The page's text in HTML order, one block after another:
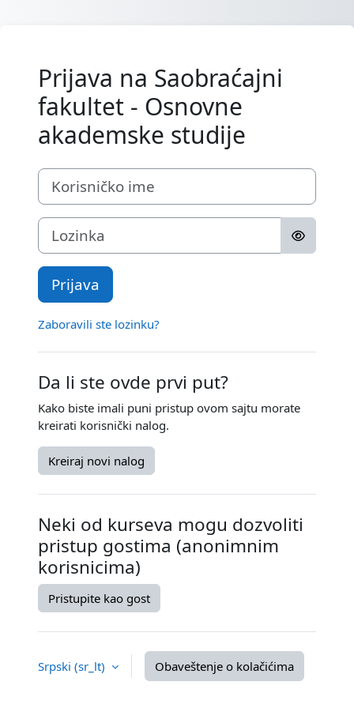
Prijava na Saobraćajni
fakultet - Osnovne
akademske studije
Korisničko ime
Lozinka
Prijava
Zaboravili ste lozinku?
Da li ste ovde prvi put?
Kako biste imali puni pristup ovom sajtu morate
kreirati korisnički nalog.
Kreiraj novi nalog
Neki od kurseva mogu dozvoliti
pristup gostima (anonimnim
korisnicima)
Pristupite kao gost
Srpski ‎(sr_lt)‎ Obaveštenje o kolačićima